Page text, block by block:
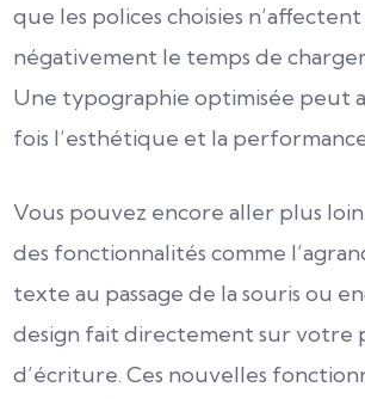
que les polices choisies n’affectent
négativement le temps de
Une typographie optimisée peut
fois l’esthétique et la
Vous pouvez encore aller plus
des fonctionnalités comme
texte au passage de la souris ou
design fait directement sur votre
d’écriture. Ces nouvelles